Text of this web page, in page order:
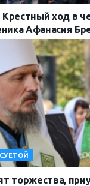
ход в
Афанасия
торжества,